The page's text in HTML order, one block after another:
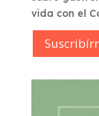
vida con el